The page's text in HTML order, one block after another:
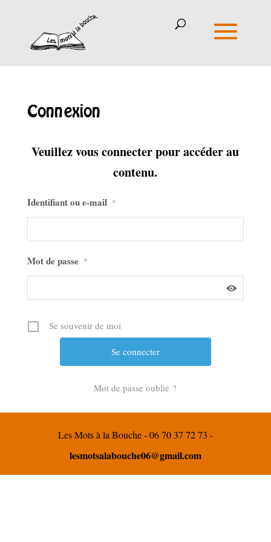
Connexion
Veuillez vous connecter pour accéder au
contenu.
Identifiant ou e-mail *
Mot de passe *
Se souvenir de moi
Mot de passe oublié ?
Les Mots à la Bouche - 06 70 37 72 73 -
lesmotsalabouche06@gmail.com